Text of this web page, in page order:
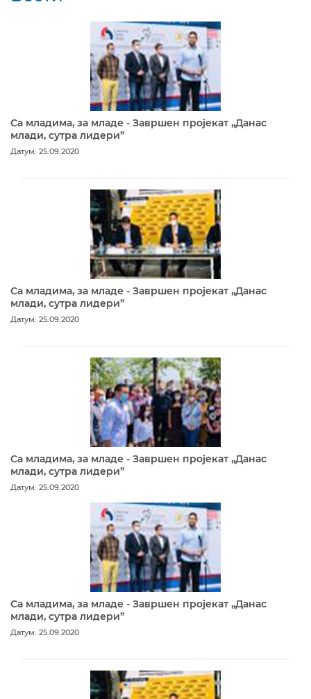
Са младима, за младе - Завршен пројекат „Данас
млади, сутра лидери”
Датум: 25.09.2020
Са младима, за младе - Завршен пројекат „Данас
млади, сутра лидери”
Датум: 25.09.2020
Са младима, за младе - Завршен пројекат „Данас
млади, сутра лидери”
Датум: 25.09.2020
Са младима, за младе - Завршен пројекат „Данас
млади, сутра лидери”
Датум: 25.09.2020